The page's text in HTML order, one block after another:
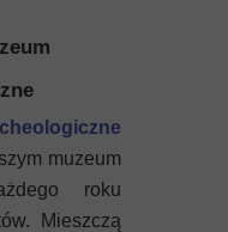
muzeum
roku
Mieszczą